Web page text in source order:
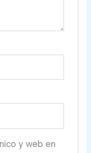
y web en